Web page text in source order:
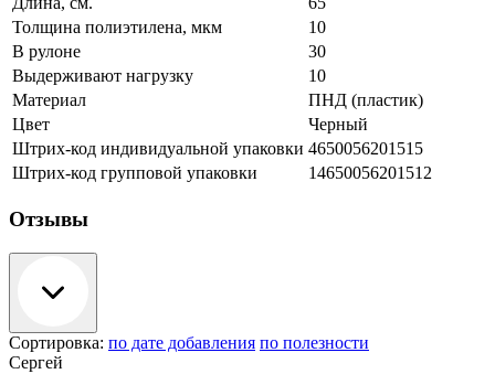
Толщина полиэтилена, мкм
10
В рулоне
30
Выдерживают нагрузку
10
Материал
ПНД (пластик)
Цвет
Черный
Штрих-код индивидуальной упаковки 4650056201515
Штрих-код групповой упаковки
14650056201512
Отзывы
Сортировка: по дате добавления по полезности
Сергей